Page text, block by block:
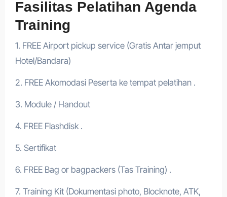
Fasilitas Pelatihan Agenda
Training
1. FREE Airport pickup service (Gratis Antar jemput
Hotel/Bandara)
2. FREE Akomodasi Peserta ke tempat pelatihan .
3. Module / Handout
4. FREE Flashdisk .
5. Sertifikat
6. FREE Bag or bagpackers (Tas Training) .
7. Training Kit (Dokumentasi photo, Blocknote, ATK,